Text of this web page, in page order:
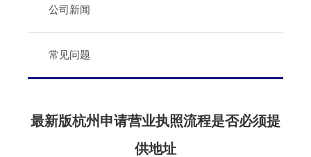
公司新闻
常见问题
最新版杭州申请营业执照流程是否必须提
供地址